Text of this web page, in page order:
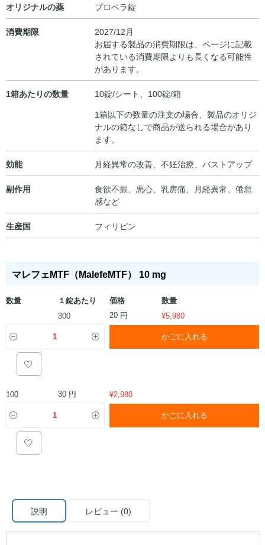
オリジナルの薬 プロベラ錠
消費期限
2027/12月
お届する製品の消費期限は、ページに記載
されている消費期限よりも長くなる可能性
があります。
1箱あたりの数量
10錠/シート、100錠/箱
1箱以下の数量の注文の場合、製品のオリジ
ナルの箱なしで商品が送られる場合があり
ます。
効能 月経異常の改善、不妊治療、バストアップ
副作用
食欲不振、悪心、乳房痛、月経異常、倦怠
感など
生産国 フィリピン
マレフェMTF（MalefeMTF） 10 mg
数量 １錠あたり 価格
数量
300
20 円 ¥5,980
かごに入れる
100 30 円 ¥2,980
かごに入れる
説明 レビュー (0)